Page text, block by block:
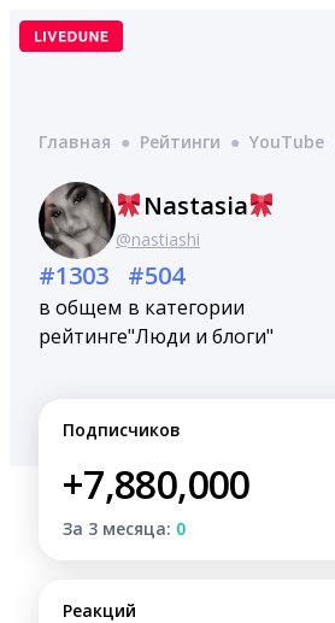
Перейти
Главная ● Рейтинги ● YouTube
Nastasia
@nastiashi
#1303
в общем
рейтинге
#504
в категории
"Люди и блоги"
Подписчиков
+7,880,000
За 3 месяца: 0
Реакций